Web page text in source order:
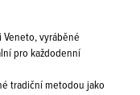
Veneto, vyráběné
pro každodenní
tradiční metodou jako